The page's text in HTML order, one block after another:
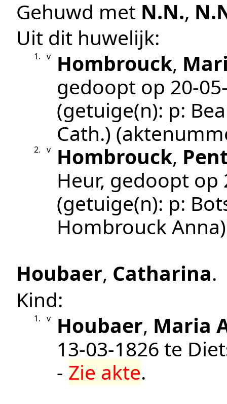
Gehuwd met N.N.,
Uit dit huwelijk:
1. v Hombrouck,
gedoopt op
(getuige(n): p:
Cath.)
2. v Hombrouck,
Heur, gedoopt op
(getuige(n): p:
Hombrouck Anna)
Houbaer, Catharina.
Kind:
1. v Houbaer, Maria
13‑03‑1826 te
- Zie akte.